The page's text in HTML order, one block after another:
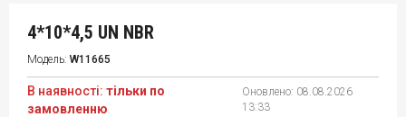
4*10*4,5 UN NBR
Модель: W11665
В наявності: тільки по
замовленню
Оновлено: 08.08.2026
13:33